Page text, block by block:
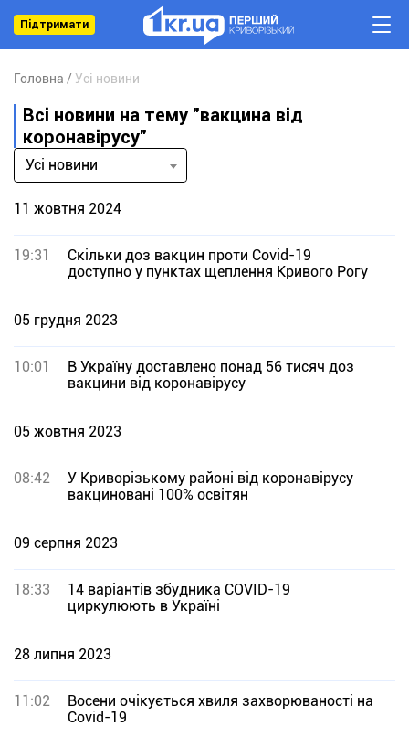
Підтримати
Головна Усі новини
Всі новини на тему "вакцина від
коронавірусу"
Усі новини
11 жовтня 2024
19:31
Скільки доз вакцин проти Covid-19
доступно у пунктах щеплення Кривого Рогу
05 грудня 2023
10:01
В Україну доставлено понад 56 тисяч доз
вакцини від коронавірусу
05 жовтня 2023
08:42
У Криворізькому районі від коронавірусу
вакциновані 100% освітян
09 серпня 2023
18:33
14 варіантів збудника COVID-19
циркулюють в Україні
28 липня 2023
11:02
Восени очікується хвиля захворюваності на
Covid-19